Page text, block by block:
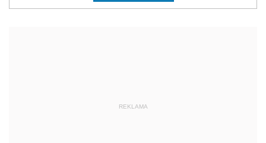
REKLAMA